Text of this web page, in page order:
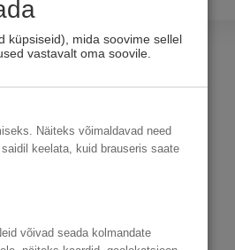
küpsiseid), mida soovime sellel
vastavalt oma soovile.
Näiteks võimaldavad need
keelata, kuid brauseris saate
võivad seada kolmandate